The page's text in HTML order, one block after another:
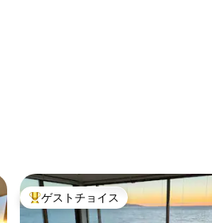
大好評のゲストチョイスです。
ゲストチョイス